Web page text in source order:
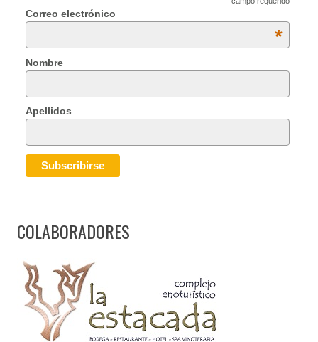
Correo electrónico
*
Nombre
Apellidos
COLABORADORES